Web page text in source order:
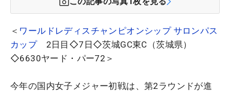
＜ ワールドレディスチャンピオンシップ サロンパス
カップ2日目◇7日◇茨城GC東C（茨城県）
◇6630ヤード・パー72＞
今年の国内女子メジャー初戦は、第2ラウンドが進